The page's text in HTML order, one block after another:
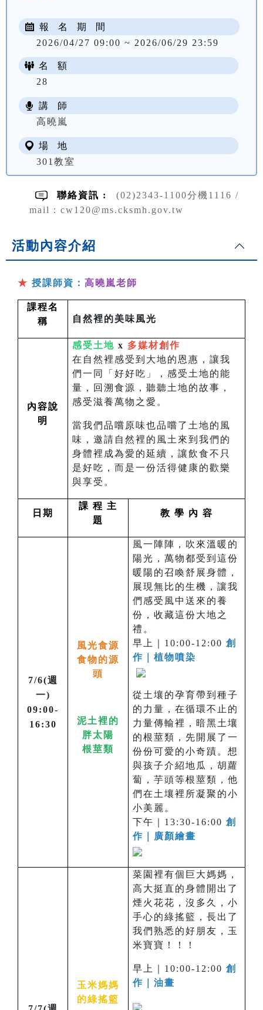
報 名 期 間
2026/04/27 09:00 ~ 2026/06/29 23:59
名 額
28
講 師
高曉嵐
場 地
301教室
聯絡資訊 :
(02)2343-1100分機1116 /
mail：cw120@ms.cksmh.gov.tw
活動內容介紹
★ 授課師資： 高曉嵐老師
課程名
稱
自然裡的美味風光
內容說
明
感受土地 x 多媒材創作
在自然裡感受到大地的恩惠，讓我
們一同「好好吃」，感受土地的能
量，回溯食源，聽聽土地的故事，
感受滋養萬物之愛。
當我們品嚐原味也品嚐了土地的風
味，邀請自然裡的風土來到我們的
身體裡成為愛的延續，讓飲食不只
是好吃，而是一份活得健康的歡樂
與享受。
日期
課 程 主
題
教 學 內 容
7/6(週
一)
09:00-
16:30
風光食源
食物的源
頭
泥土裡的
胖太陽
根莖類
風一陣陣，吹來溫暖的
陽光，萬物都受到這份
暖陽的召喚舒展身體，
展現無比的生機，讓我
們感受風中送來的養
份，收藏這份大地之
禮。
早上｜10:00-12:00 創
作｜植物噴染
從土壤的孕育帶到種子
的力量，在循環不止的
力量傳輸裡，暗黑土壤
的根莖類，先開展了一
份份可愛的小奇蹟。想
與孩子介紹地瓜，胡蘿
蔔，芋頭等根莖類，他
們在土壤裡所凝聚的小
小美麗。
下午｜13:30-16:00 創
作｜廣顏繪畫
玉米媽媽
的綠搖籃
菜園裡有個巨大媽媽，
高大挺直的身體開出了
煙火花花，沒多久，小
手心的綠搖籃，長出了
我們熟悉的好朋友，玉
米寶寶！！！
早上｜10:00-12:00 創
作｜油畫